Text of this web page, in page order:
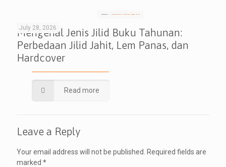
July 28, 2026
Mengenal Jenis Jilid Buku Tahunan:
Perbedaan Jilid Jahit, Lem Panas, dan
Hardcover
Read more
Leave a Reply
Your email address will not be published.
Required fields are
marked *